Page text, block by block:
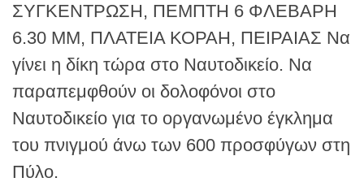
ΣΥΓΚΕΝΤΡΩΣΗ, ΠΕΜΠΤΗ 6 ΦΛΕΒΑΡΗ
6.30 ΜΜ, ΠΛΑΤΕΙΑ ΚΟΡΑΗ, ΠΕΙΡΑΙΑΣ Να
γίνει η δίκη τώρα στο Ναυτοδικείο. Να
παραπεμφθούν οι δολοφόνοι στο
Ναυτοδικείο για το οργανωμένο έγκλημα
του πνιγμού άνω των 600 προσφύγων στη
Πύλο.